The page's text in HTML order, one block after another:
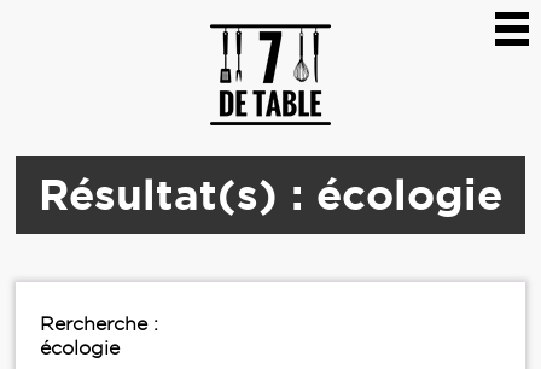
Résultat(s) : écologie
Rercherche :
écologie